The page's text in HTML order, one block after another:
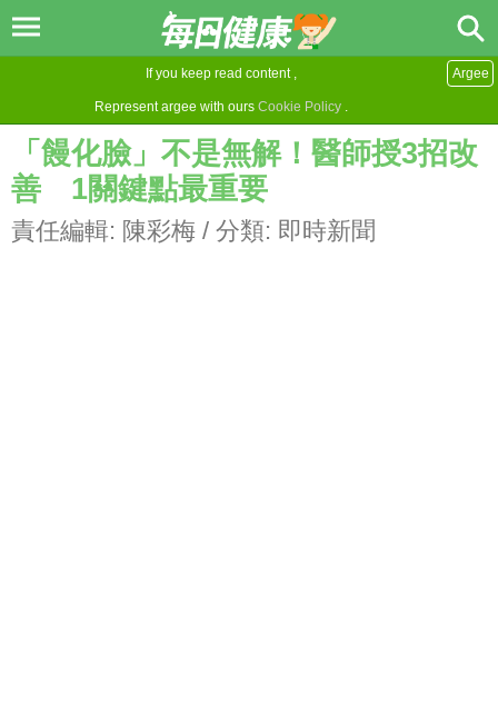
If you keep read content ,
Represent argee with ours Cookie Policy .
Argee
「饅化臉」不是無解！醫師授3招改
善 1關鍵點最重要
責任編輯: 陳彩梅 / 分類: 即時新聞